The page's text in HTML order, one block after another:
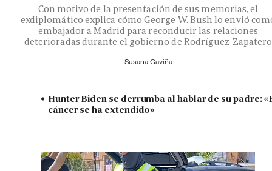
Con motivo de la presentación de sus memorias, el
exdiplomático explica cómo George W. Bush lo envió
embajador a Madrid para reconducir las relaciones
deterioradas durante el gobierno de Rodríguez Zapatero
Susana Gaviña
Hunter Biden se derrumba al hablar de su padre:
cáncer se ha extendido»